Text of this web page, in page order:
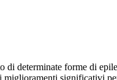
determinate forme di
significativi